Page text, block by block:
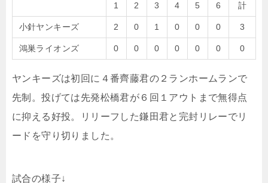
1 2 3 4 5 6 計
小針ヤンキーズ 2 0 1 0 0 0 3
鴻巣ライオンズ 0 0 0 0 0 0 0
ヤンキーズは初回に４番齊藤君の２ランホームランで
先制。投げては先発松橋君が６回１アウトまで無得点
に抑える好投。リリーフした鎌田君と完封リレーでリ
ードを守り切りました。
試合の様子↓